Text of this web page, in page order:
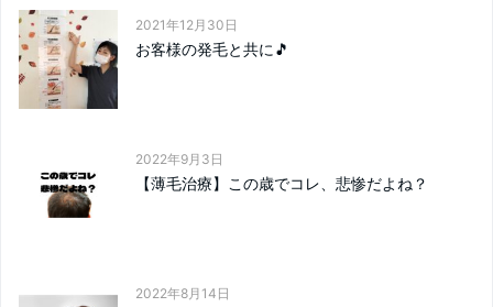
2021年12月30日
お客様の発毛と共に🎵
2022年9月3日
【薄毛治療】この歳でコレ、悲惨だよね？
2022年8月14日